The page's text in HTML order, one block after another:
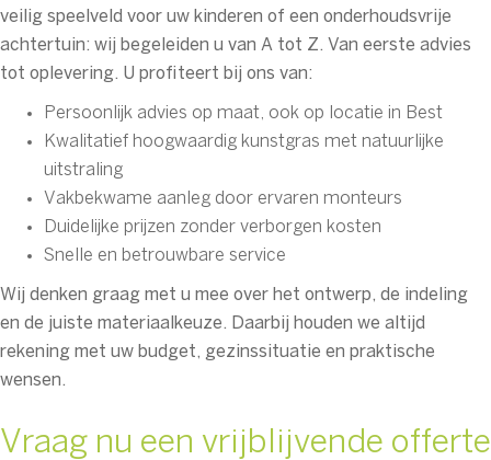
veilig speelveld voor uw kinderen of een onderhoudsvrije
achtertuin: wij begeleiden u van A tot Z. Van eerste advies
tot oplevering. U profiteert bij ons van:
Persoonlijk advies op maat, ook op locatie in Best
Kwalitatief hoogwaardig kunstgras met natuurlijke
uitstraling
Vakbekwame aanleg door ervaren monteurs
Duidelijke prijzen zonder verborgen kosten
Snelle en betrouwbare service
Wij denken graag met u mee over het ontwerp, de indeling
en de juiste materiaalkeuze. Daarbij houden we altijd
rekening met uw budget, gezinssituatie en praktische
wensen.
Vraag nu een vrijblijvende offerte